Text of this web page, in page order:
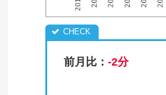
前月比： -2分